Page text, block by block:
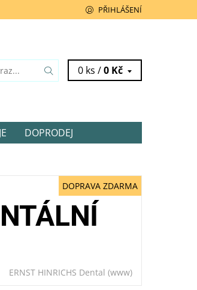
PŘIHLÁŠENÍ
0 ks /0 Kč
DOPRODEJ
DOPRAVA ZDARMA
ERNST HINRICHS Dental (www)